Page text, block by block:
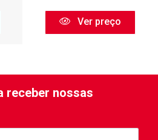
Ver preço
receber nossas